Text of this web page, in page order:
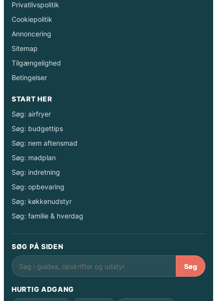
Privatlivspolitik
Cookiepolitik
Annoncering
Sitemap
Tilgængelighed
Betingelser
START HER
Søg: airfryer
Søg: budgettips
Søg: nem aftensmad
Søg: madplan
Søg: indretning
Søg: opbevaring
Søg: køkkenudstyr
Søg: familie & hverdag
SØG PÅ SIDEN
Søg
HURTIG ADGANG